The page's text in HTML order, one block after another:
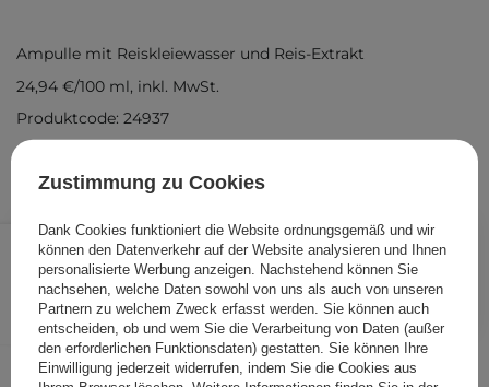
19,95 € /Stk.
IN DEN WARENKORB
Ampulle mit Reiskleiewasser und Reis-Extrakt
24,94 €/100 ml, inkl. MwSt.
Produktcode: 24937
Folgende Produkte wurden von
anderen Kunden geprüft
Zustimmung zu Cookies
Dank Cookies funktioniert die Website ordnungsgemäß und wir
können den Datenverkehr auf der Website analysieren und Ihnen
personalisierte Werbung anzeigen. Nachstehend können Sie
nachsehen, welche Daten sowohl von uns als auch von unseren
Partnern zu welchem Zweck erfasst werden. Sie können auch
entscheiden, ob und wem Sie die Verarbeitung von Daten (außer
den erforderlichen Funktionsdaten) gestatten. Sie können Ihre
Einwilligung jederzeit widerrufen, indem Sie die Cookies aus